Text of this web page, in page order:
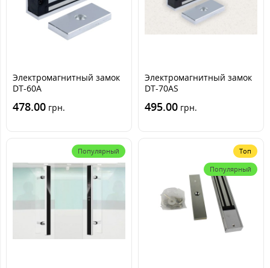
Электромагнитный замок
DT-60A
478.00 грн.
Электромагнитный замок
DT-70AS
495.00 грн.
Популярный
Топ
Популярный